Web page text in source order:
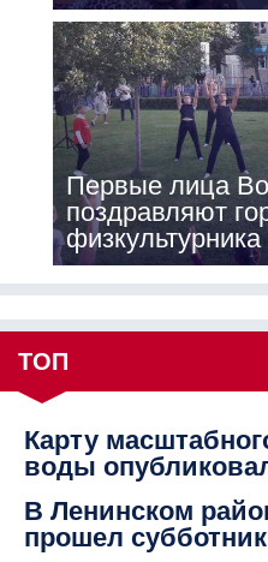
Первые лица
поздравляют
физкультурника
ТОП
Карту
воды
В Ленинском
прошел субботник